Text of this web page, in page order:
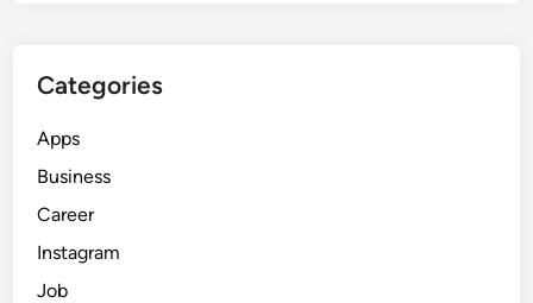
Categories
Apps
Business
Career
Instagram
Job